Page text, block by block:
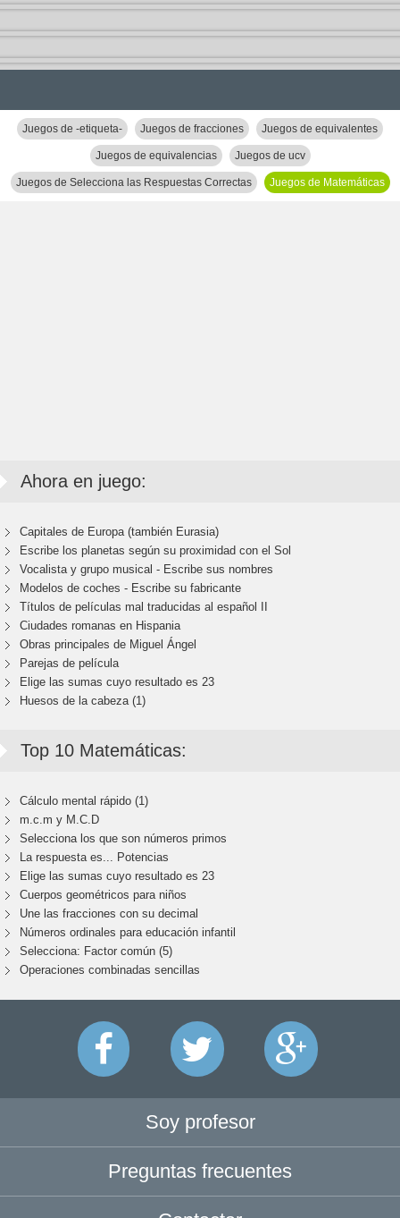
Juegos de -etiqueta- Juegos de fracciones Juegos de equivalentes
Juegos de equivalencias Juegos de ucv
Juegos de Selecciona las Respuestas Correctas Juegos de Matemáticas
Ahora en juego:
Capitales de Europa (también Eurasia)
Escribe los planetas según su proximidad con el Sol
Vocalista y grupo musical - Escribe sus nombres
Modelos de coches - Escribe su fabricante
Títulos de películas mal traducidas al español II
Ciudades romanas en Hispania
Obras principales de Miguel Ángel
Parejas de película
Elige las sumas cuyo resultado es 23
Huesos de la cabeza (1)
Top 10 Matemáticas:
Cálculo mental rápido (1)
m.c.m y M.C.D
Selecciona los que son números primos
La respuesta es... Potencias
Elige las sumas cuyo resultado es 23
Cuerpos geométricos para niños
Une las fracciones con su decimal
Números ordinales para educación infantil
Selecciona: Factor común (5)
Operaciones combinadas sencillas
Soy profesor
Preguntas frecuentes